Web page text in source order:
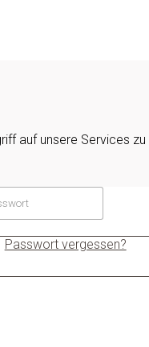
auf unsere Services zu
Passwort vergessen?